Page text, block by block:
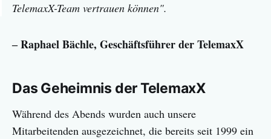
TelemaxX-Team vertrauen können".
‒ Raphael Bächle, Geschäftsführer der TelemaxX
Das Geheimnis der TelemaxX
Während des Abends wurden auch unsere
Mitarbeitenden ausgezeichnet, die bereits seit 1999 ein